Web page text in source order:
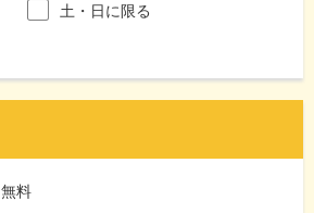
土・日に限る
無料